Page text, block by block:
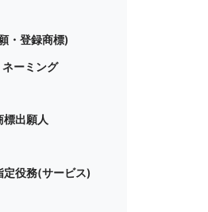
・登録商標)
ーミング
標出願人
定役務(サービス)